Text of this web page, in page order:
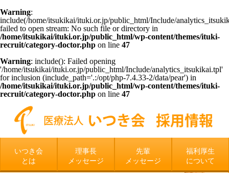
Warning:
include(/home/itsukikai/ituki.or.jp/public_html/Include/
failed to open stream: No such file or directory in
/home/itsukikai/ituki.or.jp/public_html/wp-content/themes/ituki-
recruit/category-doctor.php on line 47
Warning: include(): Failed opening
'/home/itsukikai/ituki.or.jp/public_html/Include/analytics_itsukikai.tpl'
for inclusion (include_path='.:/opt/php-7.4.33-2/data/pear') in
/home/itsukikai/ituki.or.jp/public_html/wp-content/themes/ituki-
recruit/category-doctor.php on line 47
いつき会
とは
理事長
メッセージ
先輩
メッセージ
福利厚生
について